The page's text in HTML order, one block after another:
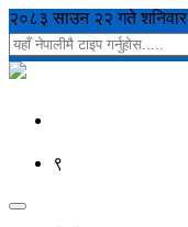
२०८३ साउन २२ गते शनिवार
९